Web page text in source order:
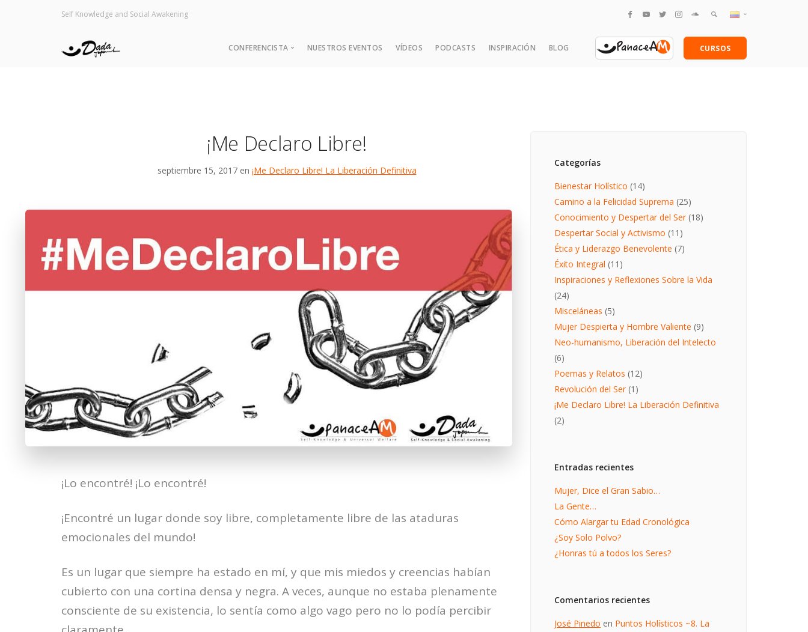
Self Knowledge and Social Awakening
CONFERENCISTA NUESTROS EVENTOS VÍDEOS PODCASTS INSPIRACIÓN BLOG CURSOS
¡Me Declaro Libre!
septiembre 15, 2017 en ¡Me Declaro Libre! La Liberación Definitiva
¡Lo encontré! ¡Lo encontré!
¡Encontré un lugar donde soy libre, completamente libre de las ataduras
emocionales del mundo!
Es un lugar que siempre ha estado en mí, y que mis miedos y creencias habían
cubierto con una cortina densa y negra. A veces, aunque no estaba plenamente
consciente de su existencia, lo sentía como algo vago pero no lo podía percibir
Categorías
Bienestar Holístico (14)
Camino a la Felicidad Suprema (25)
Conocimiento y Despertar del Ser(18)
Despertar Social y Activismo (11)
Ética y Liderazgo Benevolente (7)
Éxito Integral (11)
Inspiraciones y Reflexiones Sobre la Vida
(24)
Misceláneas (5)
Mujer Despierta y Hombre Valiente (9)
Neo-humanismo, Liberación del Intelecto
(6)
Poemas y Relatos (12)
Revolución del Ser(1)
¡Me Declaro Libre! La Liberación Definitiva
(2)
Entradas recientes
Mujer, Dice el Gran Sabio…
La Gente…
Cómo Alargar tu Edad Cronológica
¿Soy Solo Polvo?
¿Honras tú a todos los Seres?
Comentarios recientes
José Pinedo en Puntos Holísticos ~8. La